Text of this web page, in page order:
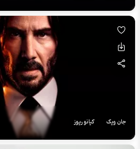
جان ویک کیانو ریوز